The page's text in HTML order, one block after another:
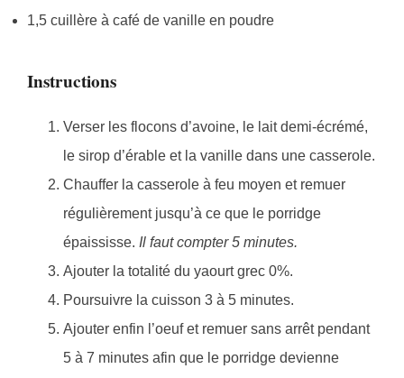
1,5 cuillère à café de vanille en poudre
Instructions
Verser les flocons d’avoine, le lait demi-écrémé,
le sirop d’érable et la vanille dans une casserole.
Chauffer la casserole à feu moyen et remuer
régulièrement jusqu’à ce que le porridge
épaississe. Il faut compter 5 minutes.
Ajouter la totalité du yaourt grec 0%.
Poursuivre la cuisson 3 à 5 minutes.
Ajouter enfin l’oeuf et remuer sans arrêt pendant
5 à 7 minutes afin que le porridge devienne